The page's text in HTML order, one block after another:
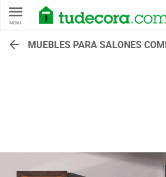
MENU
MUEBLES PARA SALONES